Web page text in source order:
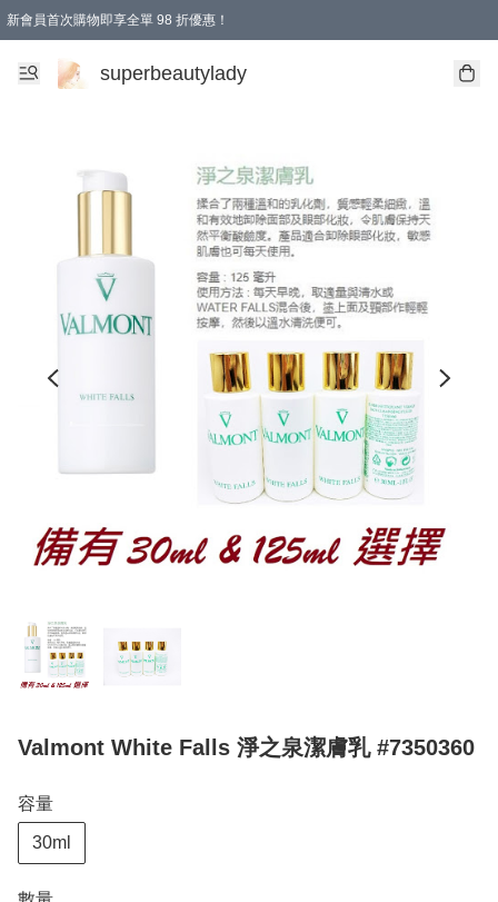
新會員首次購物即享全單 98 折優惠！
會員折扣優惠
superbeautylady
Valmont White Falls 淨之泉潔膚乳 #7350360
容量
30ml